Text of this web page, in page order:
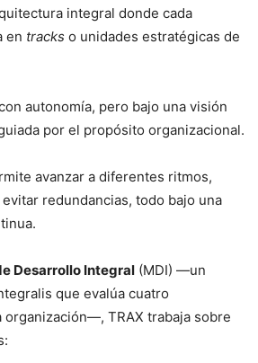
integral donde cada
en tracks o unidades estratégicas de
autonomía, pero bajo una visión
por el propósito organizacional.
avanzar a diferentes ritmos,
redundancias, todo bajo una
Desarrollo Integral (MDI) —un
que evalúa cuatro
TRAX trabaja sobre